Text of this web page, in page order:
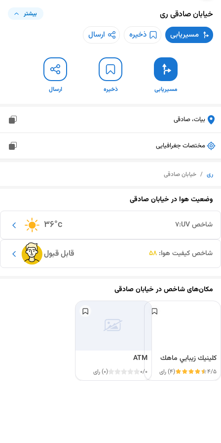
خیابان صادقی ری بیشتر
مسیریابی ذخیره ارسال
مسیریابی ذخیره ارسال
بیات، صادقی
مختصات جغرافیایی
ری / خیابان صادقی
وضعیت هوا درخیابان صادقی
36°c شاخص UV: 7
قابل قبول شاخص کیفیت هوا: 58
مکان‌های شاخص درخیابان صادقی
كلينيك زيبايي ماهك
4/5 (4) رای
ATM
0/0 (0) رای